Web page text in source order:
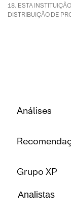
ESTA
DISTRIBUIÇÃO DE
Análises
Grupo XP
Analistas